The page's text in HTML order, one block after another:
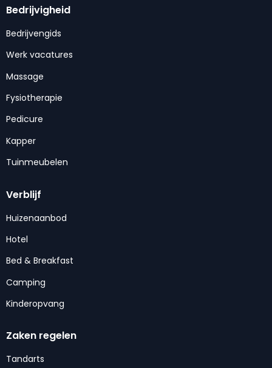
Bedrijvigheid
Bedrijvengids
Werk vacatures
Massage
Fysiotherapie
Pedicure
Kapper
Tuinmeubelen
Verblijf
Huizenaanbod
Hotel
Bed & Breakfast
Camping
Kinderopvang
Zaken regelen
Tandarts